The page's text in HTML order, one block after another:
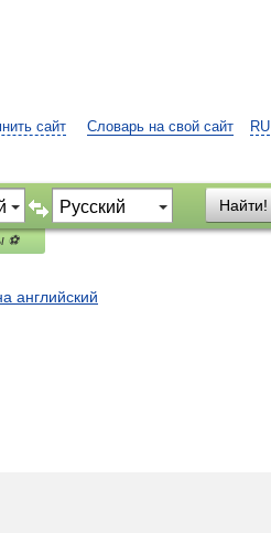
RU
сайт Словарь на свой сайт
Найти!
⚽
английский